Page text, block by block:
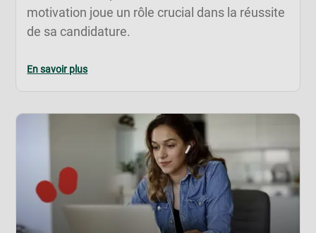
motivation joue un rôle crucial dans la réussite
de sa candidature.
En savoir plus